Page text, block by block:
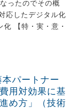
ったのでその概
したデジタル化
【特・実・意・
パートナー
用対効果に基
め方」（技術